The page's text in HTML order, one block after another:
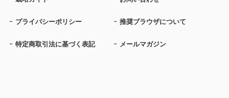
プライバシーポリシー 推奨ブラウザについて
特定商取引法に基づく表記 メールマガジン